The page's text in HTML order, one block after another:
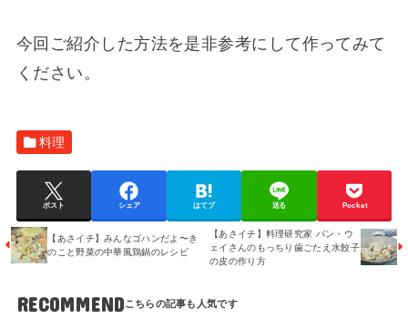
今回ご紹介した方法を是非参考にして作ってみて
ください。
料理
ポスト シェア はてブ 送る Pocket
【あさイチ】みんなゴハンだよ〜き
のこと野菜の中華風鶏鍋のレシピ
【あさイチ】料理研究家 パン・ウ
ェイさんのもっちり歯ごたえ水餃子
の皮の作り方
RECOMMEND